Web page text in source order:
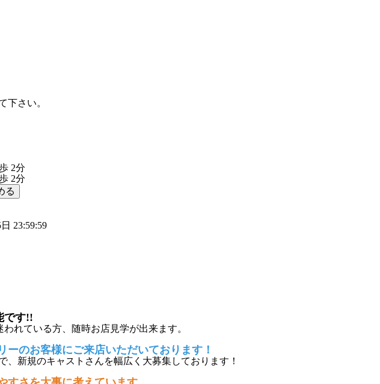
下さい。
2分
2分
る
23:59:59
です!!
れている方、随時お店見学が出来ます。
ーのお客様にご来店いただいております！
、新規のキャストさんを幅広く大募集しております！